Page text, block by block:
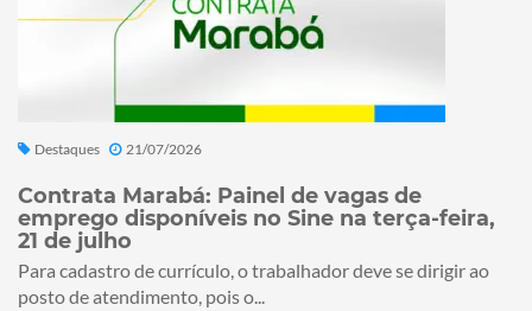
Destaques 21/07/2026
Contrata Marabá: Painel de vagas de
emprego disponíveis no Sine na terça-feira,
21 de julho
Para cadastro de currículo, o trabalhador deve se dirigir ao
posto de atendimento, pois o...